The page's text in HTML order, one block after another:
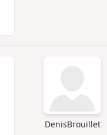
DenisBrouillet